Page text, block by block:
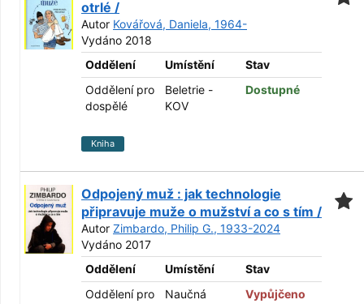
otrlé /
Autor Kovářová, Daniela, 1964-
Vydáno 2018
Oddělení
Umístění
Stav
Oddělení pro
dospělé
Beletrie -
KOV
Dostupné
Kniha
Odpojený muž : jak technologie
připravuje muže o mužství a co s tím /
Autor Zimbardo, Philip G., 1933-2024
Vydáno 2017
Oddělení
Umístění
Stav
Oddělení pro
Naučná
Vypůjčeno